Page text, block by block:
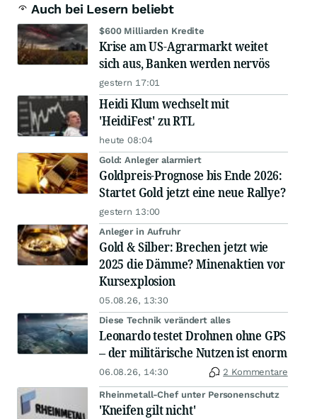
Auch bei Lesern beliebt
$600 Milliarden Kredite
Krise am US-Agrarmarkt weitet
sich aus, Banken werden nervös
gestern 17:01
Heidi Klum wechselt mit
'HeidiFest' zu RTL
heute 08:04
Gold: Anleger alarmiert
Goldpreis-Prognose bis Ende 2026:
Startet Gold jetzt eine neue Rallye?
gestern 13:00
Anleger in Aufruhr
Gold & Silber: Brechen jetzt wie
2025 die Dämme? Minenaktien vor
Kursexplosion
05.08.26, 13:30
Diese Technik verändert alles
Leonardo testet Drohnen ohne GPS
– der militärische Nutzen ist enorm
06.08.26, 14:30 2 Kommentare
Rheinmetall-Chef unter Personenschutz
'Kneifen gilt nicht'